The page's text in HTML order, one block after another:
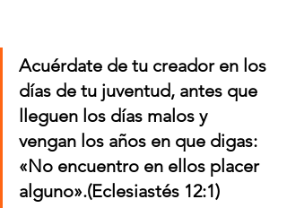
Acuérdate de tu creador en los
días de tu juventud, antes que
lleguen los días malos y
vengan los años en que digas:
«No encuentro en ellos placer
alguno».(Eclesiastés 12:1)